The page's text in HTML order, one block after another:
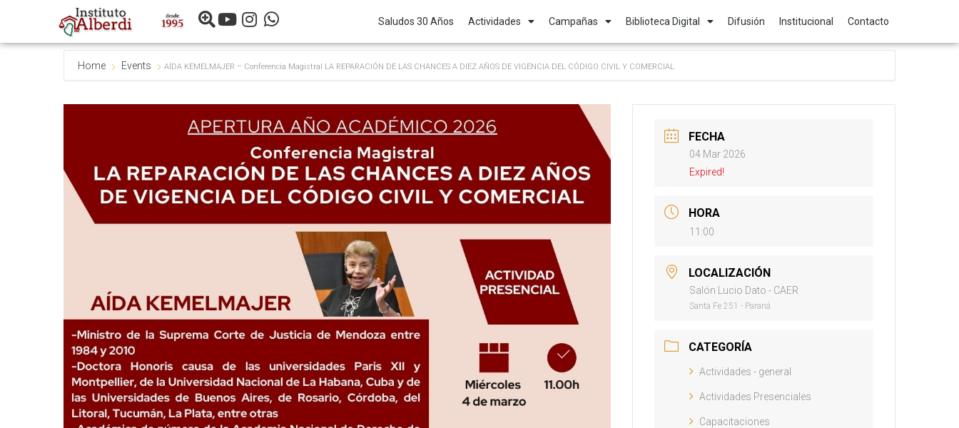
Saludos 30 Años Actividades Campañas Biblioteca Digital Difusión Institucional Contacto
Home Events AÍDA KEMELMAJER – Conferencia Magistral LA REPARACIÓN DE LAS CHANCES A DIEZ AÑOS DE VIGENCIA DEL CÓDIGO CIVIL Y COMERCIAL
FECHA
04 Mar 2026
Expired!
HORA
11:00
LOCALIZACIÓN
Salón Lucio Dato - CAER
Santa Fe 251 - Paraná
CATEGORÍA
Actividades - general
Actividades Presenciales
Capacitaciones